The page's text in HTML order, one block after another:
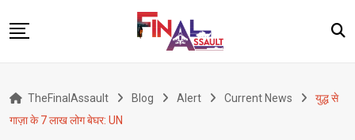
to
War
TheFinalAssault Blog Alert Current News
युद्ध से
गाज़ा के 7 लाख लोग बेघर: UN